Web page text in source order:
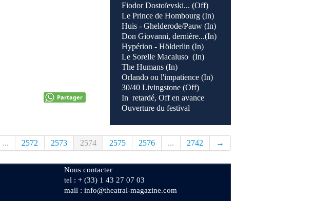
Partager
Fiodor Dostoïevski... (Off)
Le Prince de Hombourg (In)
Huis - Ghelderode/Pauw (In)
Don Giovanni, dernière...(In)
Hypérion - Hölderlin (In)
Le Sorelle Macaluso (In)
The Humans (In)
Orlando ou l'impatience (In)
30/40 Livingstone (Off)
In retardé, Off en avance
Ouverture du festival
... 2572 2573 2574 2575 2576 ... 2742 →
Nous contacter
tel : + (33) 1 43 27 07 03
mail : info@theatral-magazine.com